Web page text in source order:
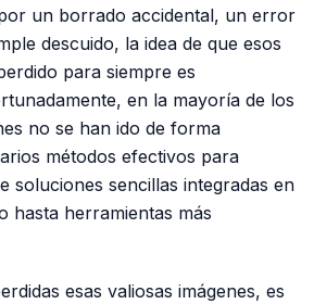
un borrado accidental, un error
descuido, la idea de que esos
para siempre es
en la mayoría de los
no se han ido de forma
métodos efectivos para
soluciones sencillas integradas en
hasta herramientas más
esas valiosas imágenes, es